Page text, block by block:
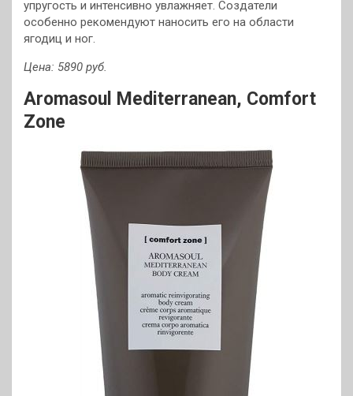
упругость и интенсивно увлажняет. Создатели
особенно рекомендуют наносить его на области
ягодиц и ног.
Цена: 5890 руб.
Aromasoul Mediterranean, Comfort
Zone